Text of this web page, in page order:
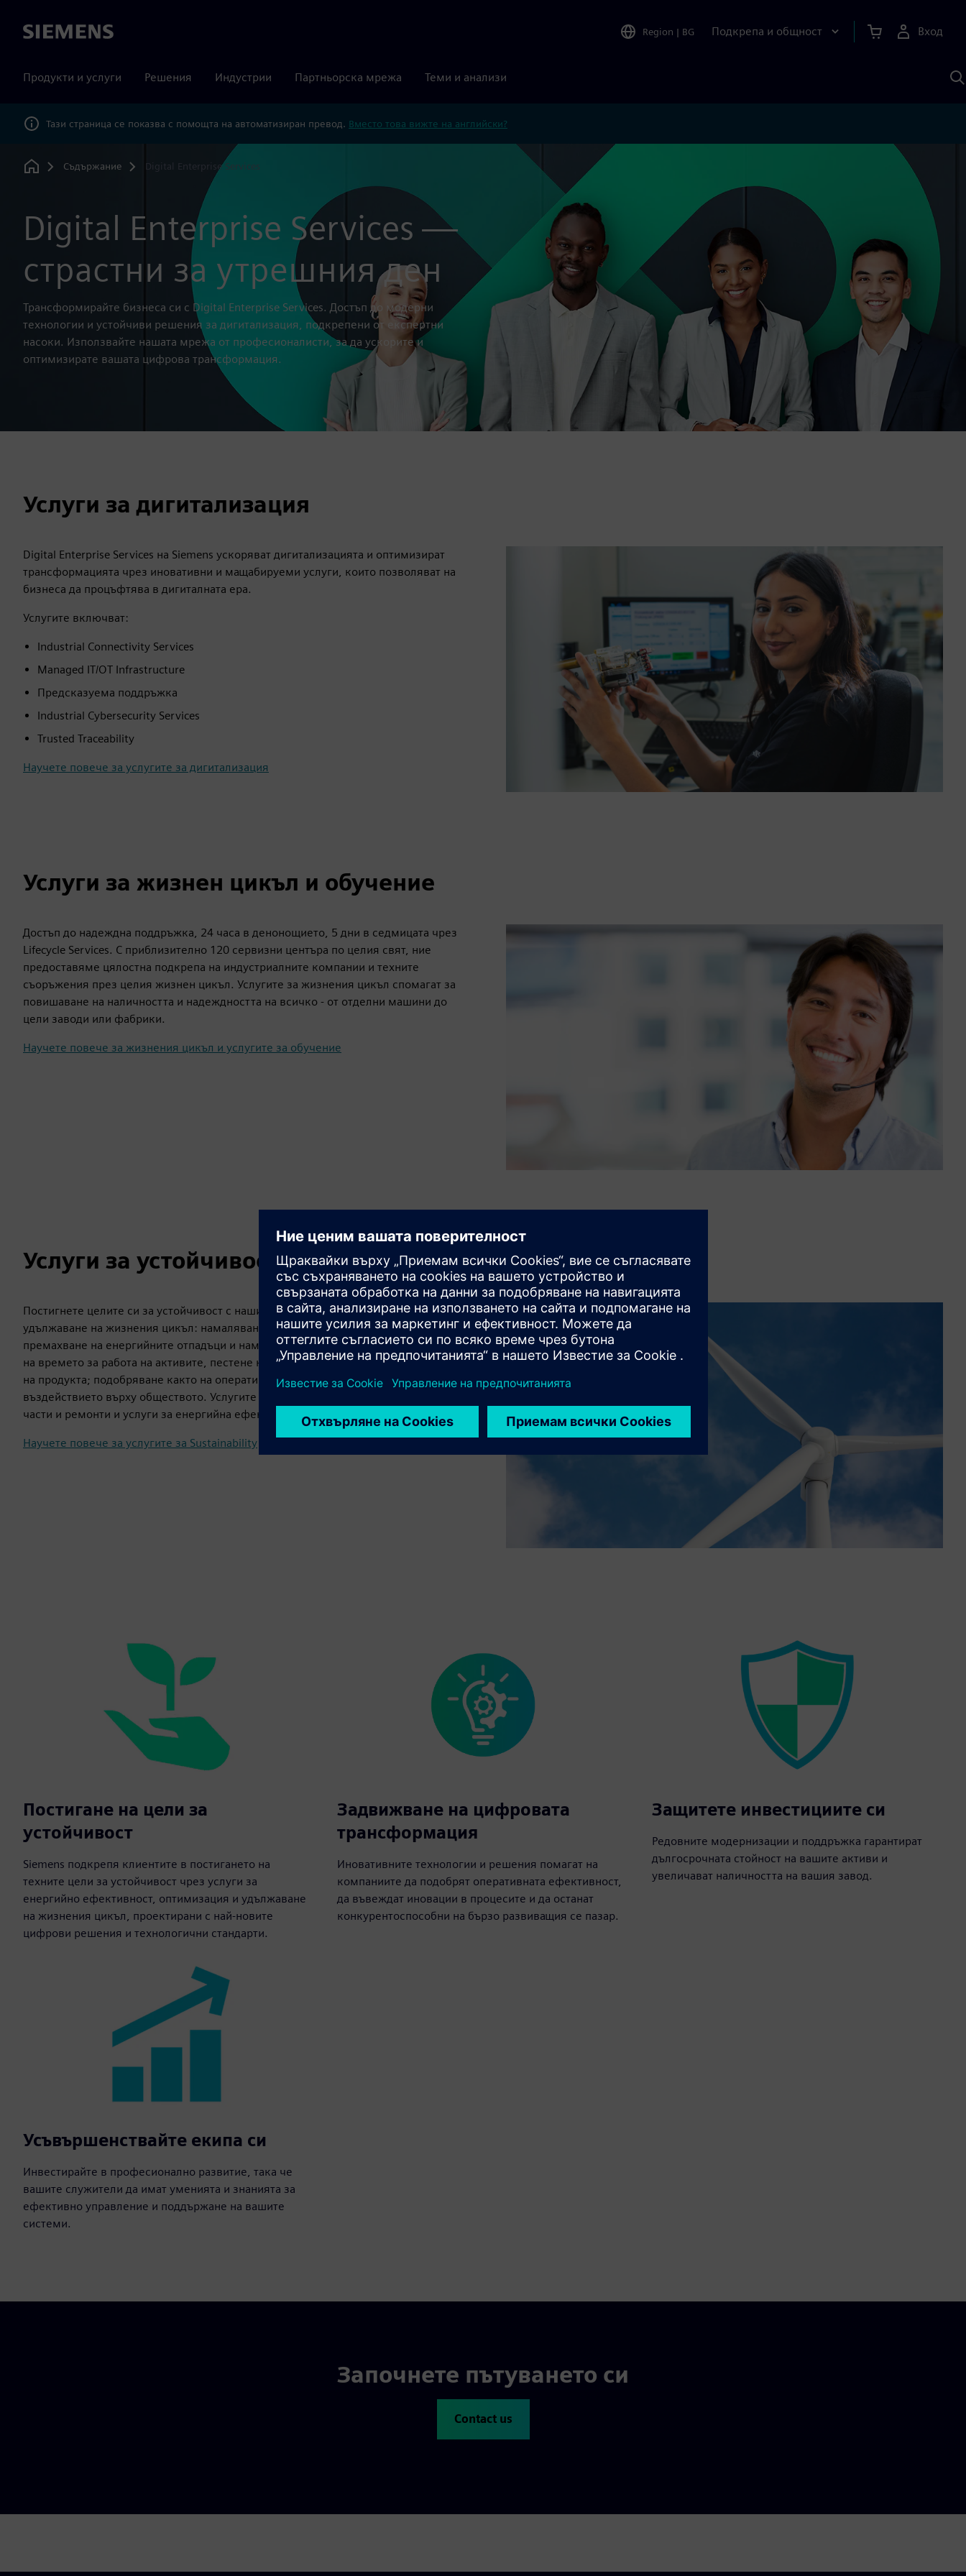
Siemens Region | BG Подкрепа и общност Вход
Продукти и услуги Решения Индустрии Партньорска мрежа Теми и анализи
с
Тази страница се показва с помощта на автоматизиран превод. Вместо това вижте на английски?
Home
Съдържание Digital Enterprise Services
Digital Enterprise Services —
страстни за утрешния ден
Трансформирайте бизнеса си с Digital Enterprise Services. Достъп до модерни
технологии и устойчиви решения за дигитализация, подкрепени от експертни
насоки. Използвайте нашата мрежа от професионалисти, за да ускорите и
оптимизирате вашата цифрова трансформация.
Услуги за дигитализация
Digital Enterprise Services на Siemens ускоряват дигитализацията и оптимизират
трансформацията чрез иновативни и мащабируеми услуги, които позволяват на
бизнеса да процъфтява в дигиталната ера.
Услугите включват:
Industrial Connectivity Services
Managed IT/OT Infrastructure
Предсказуема поддръжка
Industrial Cybersecurity Services
Trusted Traceability
Научете повече за услугите за дигитализация
Услуги за жизнен цикъл и обучение
Достъп до надеждна поддръжка, 24 часа в денонощието, 5 дни в седмицата чрез
Lifecycle Services. С приблизително 120 сервизни центъра по целия свят, ние
предоставяме цялостна подкрепа на индустриалните компании и техните
съоръжения през целия жизнен цикъл. Услугите за жизнения цикъл спомагат за
повишаване на наличността и надеждността на всичко - от отделни машини до
цели заводи или фабрики.
Научете повече за жизнения цикъл и услугите за обучение
Услуги за устойчивост
Постигнете целите си за устойчивост с нашите услуги за оптимизация и
удължаване на жизнения цикъл: намаляване на въглеродните отпечатъци,
премахване на енергийните отпадъци и намаляване на разходите; увеличаване
на времето за работа на активите, пестене на ресурси и удължаване на живота
на продукта; подобряване както на оперативната ефективност, така и
въздействието върху обществото. Услугите включват циркуларни резервни
части и ремонти и услуги за енергийна ефективност.
Научете повече за услугите за Sustainability
Постигане на цели за
устойчивост
Siemens подкрепя клиентите в постигането на
техните цели за устойчивост чрез услуги за
енергийно ефективност, оптимизация и удължаване
на жизнения цикъл, проектирани с най-новите
цифрови решения и технологични стандарти.
Задвижване на цифровата
трансформация
Иновативните технологии и решения помагат на
компаниите да подобрят оперативната ефективност,
да въвеждат иновации в процесите и да останат
конкурентоспособни на бързо развиващия се пазар.
Защитете инвестициите си
Редовните модернизации и поддръжка гарантират
дългосрочната стойност на вашите активи и
увеличават наличността на вашия завод.
Усъвършенствайте екипа си
Инвестирайте в професионално развитие, така че
вашите служители да имат уменията и знанията за
ефективно управление и поддържане на вашите
системи.
Започнете пътуването си
Contact us